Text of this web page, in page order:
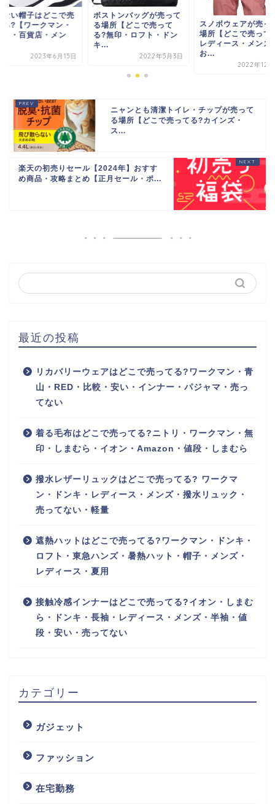
で売
ン・
ン
ボストンバッグが売って
る場所【どこで売って
る?無印・ロフト・ドン
スノボウェアが売ってる
場所【どこで売ってる?
レディース・メンズ・
お...
2022年12月25日
蒸れ
って
ロフ
ズ...
ニャンとも清潔トイレ・チップが売って
る場所【どこで売ってる?カインズ・
ス...
楽天の初売りセール【2024年】おすす
め商品・攻略まとめ【正月セール・ポ...
最近の投稿
リカバリーウェアはどこで売ってる?ワークマン・青
山・RED・比較・安い・インナー・パジャマ・売っ
てない
着る毛布はどこで売ってる?ニトリ・ワークマン・無
印・しまむら・イオン・Amazon・値段・しまむら
撥水レザーリュックはどこで売ってる? ワークマ
ン・ドンキ・レディース・メンズ・撥水リュック・
売ってない・軽量
遮熱ハットはどこで売ってる?ワークマン・ドンキ・
ロフト・東急ハンズ・暑熱ハット・帽子・メンズ・
レディース・夏用
接触冷感インナーはどこで売ってる?イオン・しまむ
ら・ドンキ・長袖・レディース・メンズ・半袖・値
段・安い・売ってない
カテゴリー
ガジェット
ファッション
在宅勤務